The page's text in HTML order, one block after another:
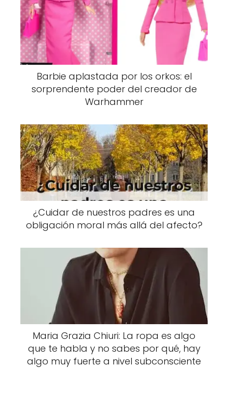
Barbie aplastada por los orkos: el
sorprendente poder del creador de
Warhammer
¿Cuidar de nuestros padres es una
obligación moral más allá del afecto?
Maria Grazia Chiuri: La ropa es algo
que te habla y no sabes por qué, hay
algo muy fuerte a nivel subconsciente